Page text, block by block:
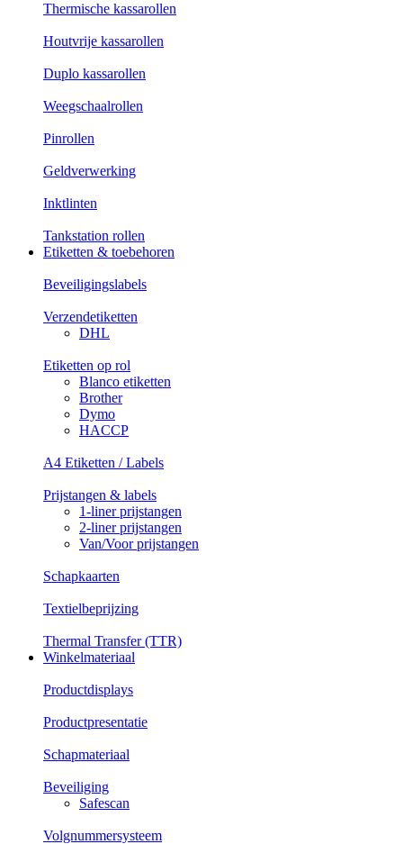
Thermische kassarollen
Houtvrije kassarollen
Duplo kassarollen
Weegschaalrollen
Pinrollen
Geldverwerking
Inktlinten
Tankstation rollen
Etiketten & toebehoren
Beveiligingslabels
Verzendetiketten
DHL
Etiketten op rol
Blanco etiketten
Brother
Dymo
HACCP
A4 Etiketten / Labels
Prijstangen & labels
1-liner prijstangen
2-liner prijstangen
Van/Voor prijstangen
Schapkaarten
Textielbeprijzing
Thermal Transfer (TTR)
Winkelmateriaal
Productdisplays
Productpresentatie
Schapmateriaal
Beveiliging
Safescan
Volgnummersysteem